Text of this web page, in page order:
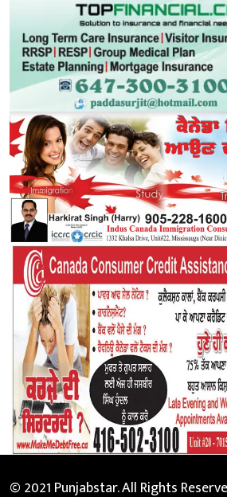
© 2021 Punjabstar. All Rights